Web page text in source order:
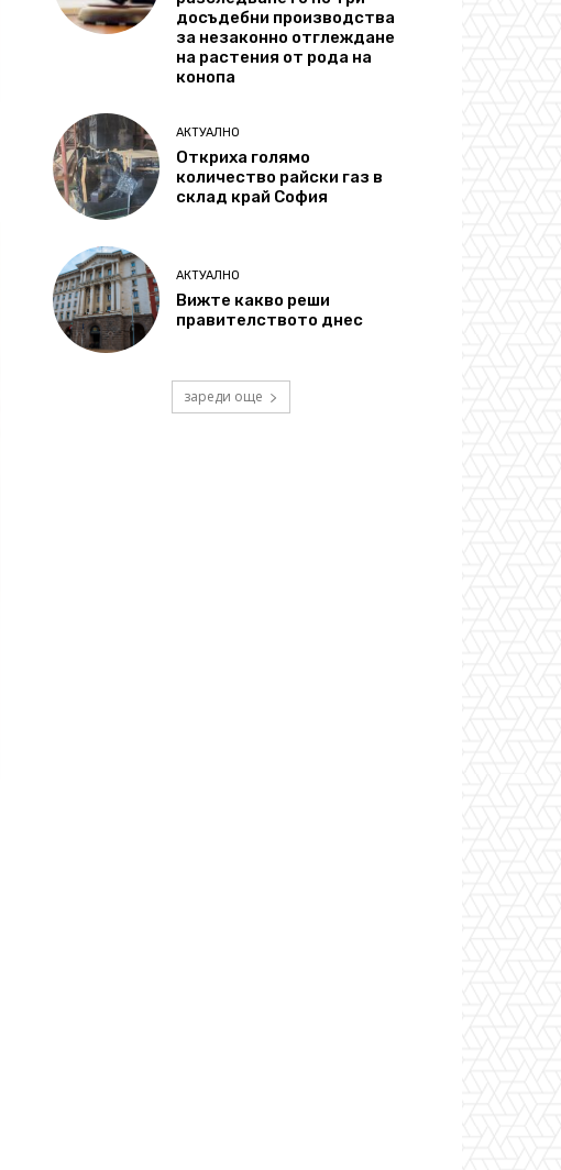
досъдебни производства
за незаконно отглеждане
на растения от рода на
конопа
АКТУАЛНО
Откриха голямо
количество райски газ в
склад край София
АКТУАЛНО
Вижте какво реши
правителството днес
зареди още